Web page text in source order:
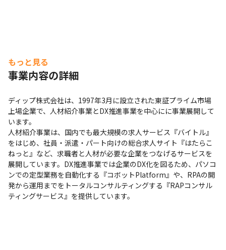
もっと見る
事業内容の詳細
ディップ株式会社は、1997年3月に設立された東証プライム市場
上場企業で、人材紹介事業とDX推進事業を中心にに事業展開して
います。
人材紹介事業は、国内でも最大規模の求人サービス『バイトル』
をはじめ、社員・派遣・パート向けの総合求人サイト『はたらこ
ねっと』など、求職者と人材が必要な企業をつなげるサービスを
展開しています。DX推進事業では企業のDX化を図るため、パソコ
ンでの定型業務を自動化する『コボットPlatform』や、RPAの開
発から運用までをトータルコンサルティングする『RAPコンサル
ティングサービス』を提供しています。